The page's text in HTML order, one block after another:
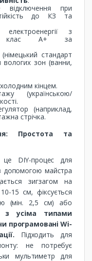
відключення при
до КЗ та
з
клас A+ за
стандарт
вологих зон (ванни,
кінцем.
(українською/
(наприклад,
стрічка.
Простота та
DIY-процес для
допомогою майстра
зигзагом на
15 см, фіксується
(мін. 2,5 см) або
з усіма типами
програмовані Wi-
Підходить для
не потребує
мультиметр для